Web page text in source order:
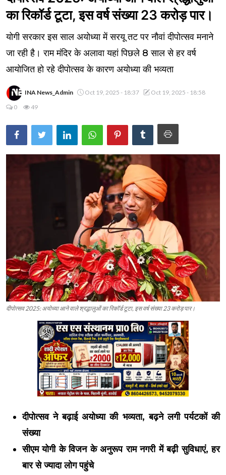
का रिकॉर्ड टूटा, इस वर्ष संख्या 23 करोड़ पार।
योगी सरकार इस साल अयोध्या में सरयू तट पर नौवां दीपोत्सव मनाने
जा रही है। राम मंदिर के अलावा यहां पिछले 8 साल से हर वर्ष
आयोजित हो रहे दीपोत्सव के कारण अयोध्या की भव्यता
INA News_Admin Oct 19, 2025 - 18:37
Oct 19, 2025 - 18:58
0
49
दीपोत्सव 2025: अयोध्या आने वाले श्रद्धालुओं का रिकॉर्ड टूटा, इस वर्ष संख्या 23 करोड़ पार।
दीपोत्सव ने बढ़ाई अयोध्या की भव्यता, बढ़ने लगी पर्यटकों की
संख्या
सीएम योगी के विजन के अनुरूप राम नगरी में बढ़ी सुविधाएं, हर
बार से ज्यादा लोग पहुंचे